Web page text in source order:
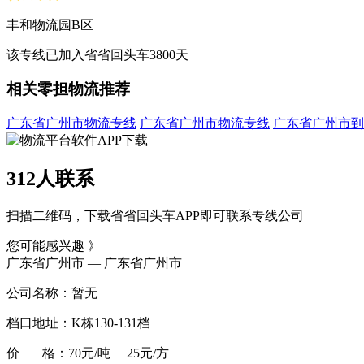
丰和物流园B区
该专线已加入省省回头车3800天
相关零担物流推荐
广东省广州市物流专线 广东省广州市物流专线 广东省广州市
312人联系
扫描二维码，下载省省回头车APP即可联系专线公司
您可能感兴趣 》
广东省广州市 — 广东省广州市
公司名称：暂无
档口地址：K栋130-131档
价 格：70元/吨 25元/方